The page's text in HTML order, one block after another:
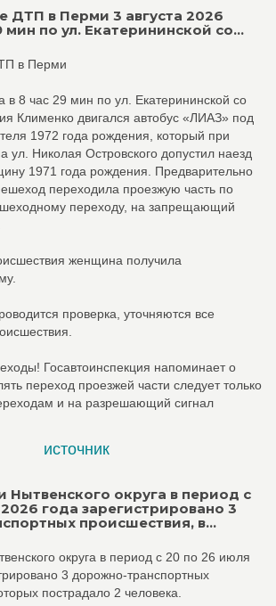
ДТП в Перми 3 августа 2026
мин по ул. Екатерининской со...
в Перми
в 8 час 29 мин по ул. Екатерининской со
Клименко двигался автобус «ЛИАЗ» под
1972 года рождения, который при
ул. Николая Островского допустил наезд
1971 года рождения. Предварительно
переходила проезжую часть по
переходу, на запрещающий
женщина получила
проверка, уточняются все
Госавтоинспекция напоминает о
переход проезжей части следует только
и на разрешающий сигнал
источник
Нытвенского округа в период с
года зарегистрировано 3
происшествия, в...
округа в период с 20 по 26 июля
3 дорожно-транспортных
пострадало 2 человека.